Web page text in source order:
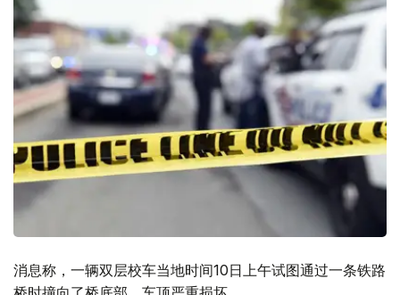
消息称，一辆双层校车当地时间10日上午试图通过一条铁路